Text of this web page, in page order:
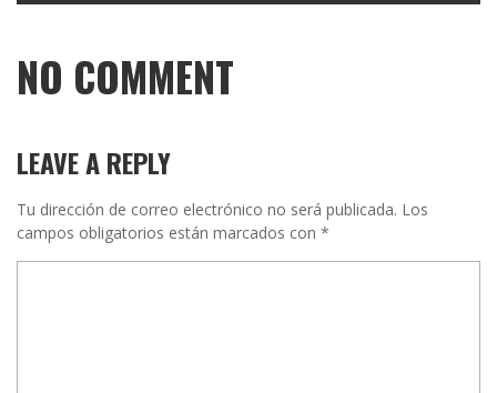
NO COMMENT
LEAVE A REPLY
Tu dirección de correo electrónico no será publicada. Los
campos obligatorios están marcados con *